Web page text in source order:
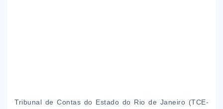
Tribunal de Contas do Estado do Rio de Janeiro (TCE-